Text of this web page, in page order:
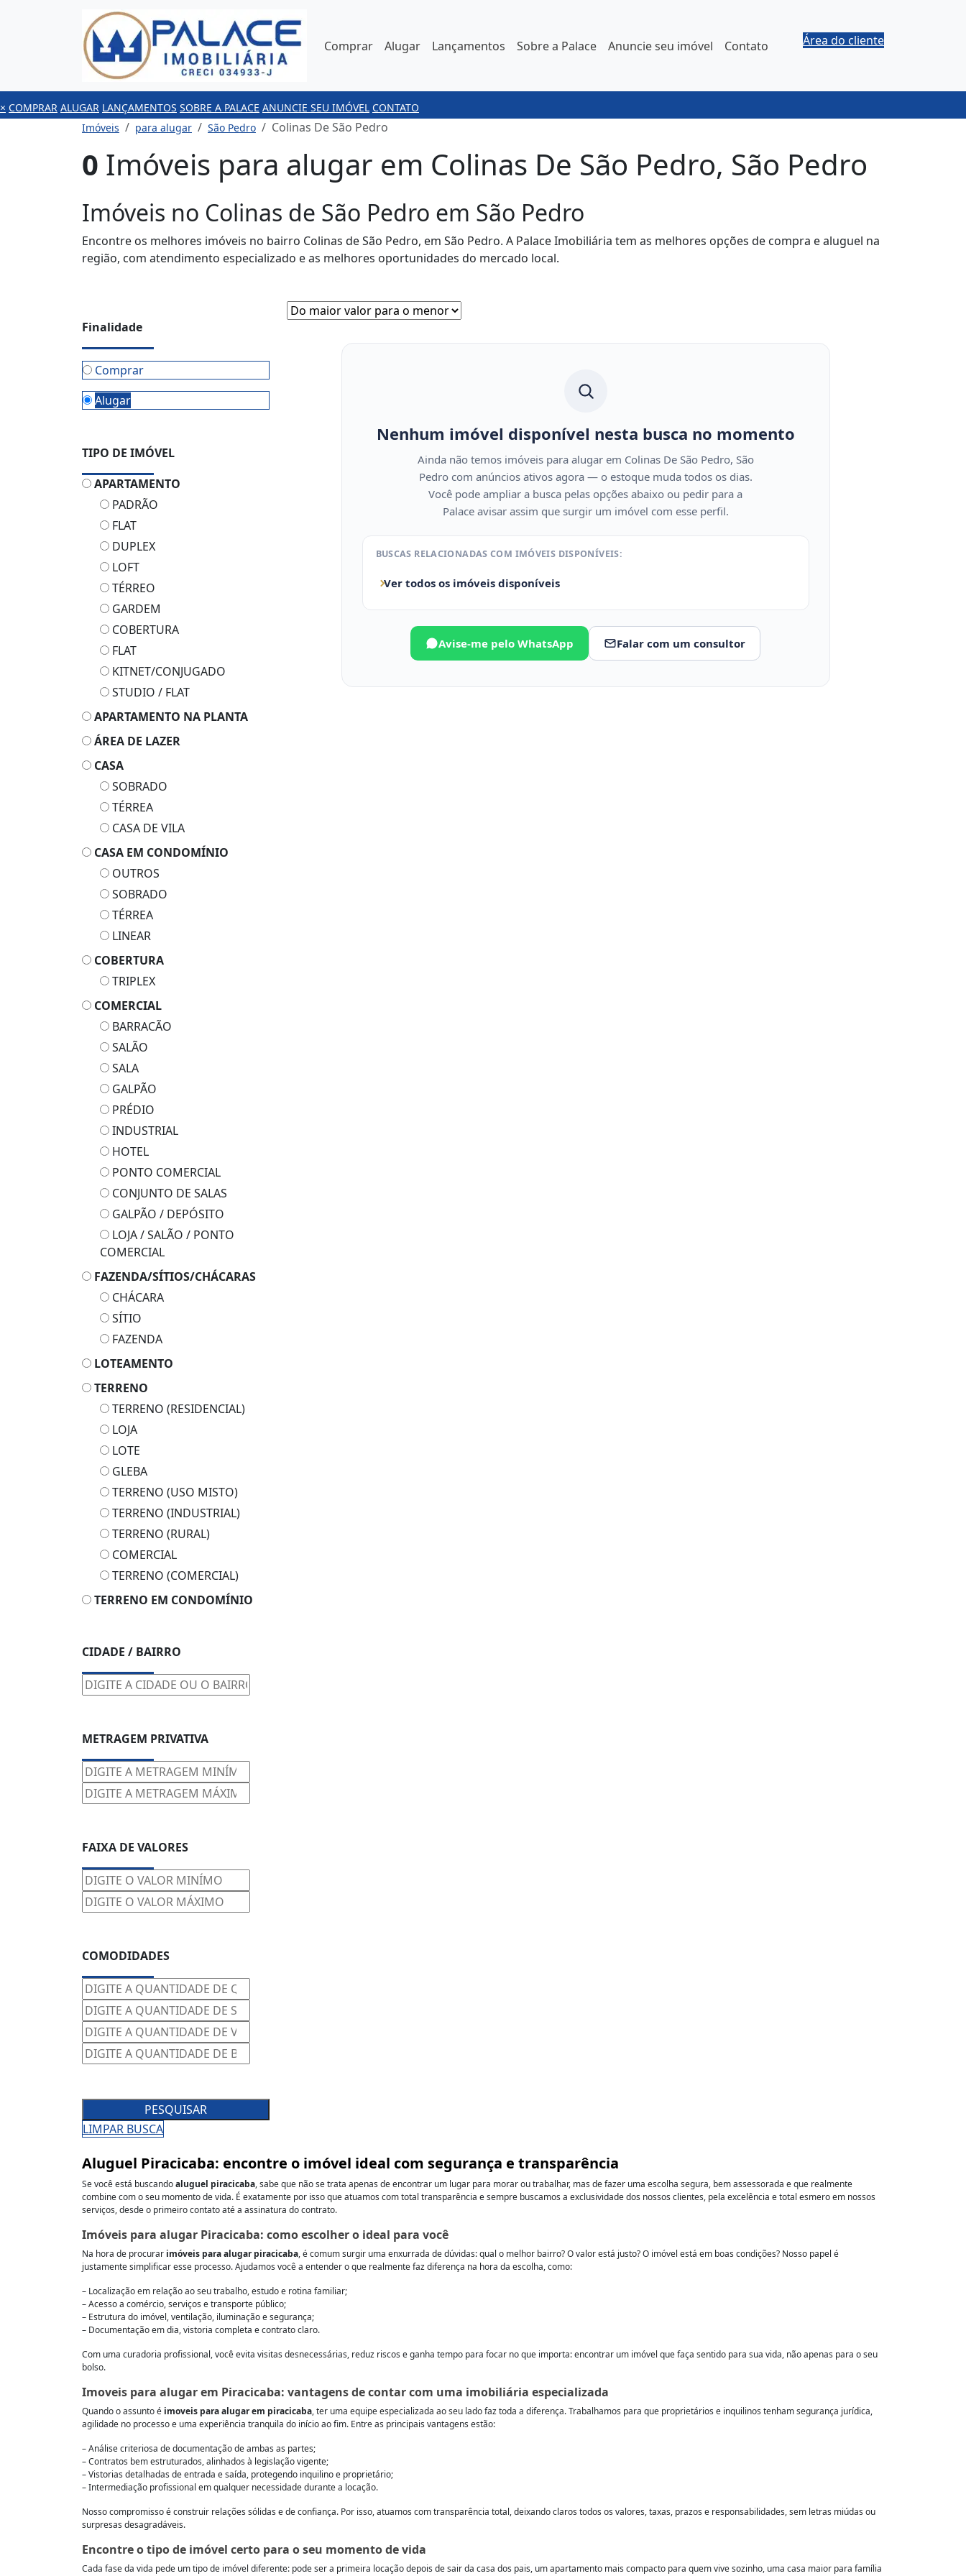
Comprar Alugar Lançamentos Sobre a Palace Anuncie seu imóvel Contato Área do cliente
× COMPRAR ALUGAR LANÇAMENTOS SOBRE A PALACE ANUNCIE SEU IMÓVEL CONTATO
Imóveis
para alugar São Pedro Colinas De São Pedro
0 Imóveis para alugar em Colinas De São Pedro, São Pedro
Imóveis no Colinas de São Pedro em São Pedro
Encontre os melhores imóveis no bairro Colinas de São Pedro, em São Pedro. A Palace Imobiliária tem as melhores opções de compra e aluguel na
região, com atendimento especializado e as melhores oportunidades do mercado local.
Finalidade
Comprar
Alugar
TIPO DE IMÓVEL
APARTAMENTO
PADRÃO
FLAT
DUPLEX
LOFT
TÉRREO
GARDEM
COBERTURA
FLAT
KITNET/CONJUGADO
STUDIO / FLAT
APARTAMENTO NA PLANTA
ÁREA DE LAZER
CASA
SOBRADO
TÉRREA
CASA DE VILA
CASA EM CONDOMÍNIO
OUTROS
SOBRADO
TÉRREA
LINEAR
COBERTURA
TRIPLEX
COMERCIAL
BARRACÃO
SALÃO
SALA
GALPÃO
PRÉDIO
INDUSTRIAL
HOTEL
PONTO COMERCIAL
CONJUNTO DE SALAS
GALPÃO / DEPÓSITO
LOJA / SALÃO / PONTO
COMERCIAL
FAZENDA/SÍTIOS/CHÁCARAS
CHÁCARA
SÍTIO
FAZENDA
LOTEAMENTO
TERRENO
TERRENO (RESIDENCIAL)
LOJA
LOTE
GLEBA
TERRENO (USO MISTO)
TERRENO (INDUSTRIAL)
TERRENO (RURAL)
COMERCIAL
TERRENO (COMERCIAL)
TERRENO EM CONDOMÍNIO
CIDADE / BAIRRO
METRAGEM PRIVATIVA
FAIXA DE VALORES
COMODIDADES
PESQUISAR
LIMPAR BUSCA
Nenhum imóvel disponível nesta busca no momento
Ainda não temos imóveis para alugar em Colinas De São Pedro, São
Pedro com anúncios ativos agora — o estoque muda todos os dias.
Você pode ampliar a busca pelas opções abaixo ou pedir para a
Palace avisar assim que surgir um imóvel com esse perfil.
BUSCAS RELACIONADAS COM IMÓVEIS DISPONÍVEIS:
Ver todos os imóveis disponíveis
Avise-me pelo WhatsApp Falar com um consultor
Aluguel Piracicaba: encontre o imóvel ideal com segurança e transparência
Se você está buscandoaluguel piracicaba, sabe que não se trata apenas de encontrar um lugar para morar ou trabalhar, mas de fazer uma escolha segura, bem assessorada e que realmente
combine com o seu momento de vida. É exatamente por isso que atuamos com total transparência e sempre buscamos a exclusividade dos nossos clientes, pela excelência e total esmero em nossos
serviços, desde o primeiro contato até a assinatura do contrato.
Imóveis para alugar Piracicaba: como escolher o ideal para você
Na hora de procurar imóveis para alugar piracicaba, é comum surgir uma enxurrada de dúvidas: qual o melhor bairro? O valor está justo? O imóvel está em boas condições? Nosso papel é
justamente simplificar esse processo. Ajudamos você a entender o que realmente faz diferença na hora da escolha, como:
– Localização em relação ao seu trabalho, estudo e rotina familiar;
– Acesso a comércio, serviços e transporte público;
– Estrutura do imóvel, ventilação, iluminação e segurança;
– Documentação em dia, vistoria completa e contrato claro.
Com uma curadoria profissional, você evita visitas desnecessárias, reduz riscos e ganha tempo para focar no que importa: encontrar um imóvel que faça sentido para sua vida, não apenas para o seu
bolso.
Imoveis para alugar em Piracicaba: vantagens de contar com uma imobiliária especializada
Quando o assunto é imoveis para alugar em piracicaba, ter uma equipe especializada ao seu lado faz toda a diferença. Trabalhamos para que proprietários e inquilinos tenham segurança jurídica,
agilidade no processo e uma experiência tranquila do início ao fim. Entre as principais vantagens estão:
– Análise criteriosa de documentação de ambas as partes;
– Contratos bem estruturados, alinhados à legislação vigente;
– Vistorias detalhadas de entrada e saída, protegendo inquilino e proprietário;
– Intermediação profissional em qualquer necessidade durante a locação.
Nosso compromisso é construir relações sólidas e de confiança. Por isso, atuamos com transparência total, deixando claros todos os valores, taxas, prazos e responsabilidades, sem letras miúdas ou
surpresas desagradáveis.
Encontre o tipo de imóvel certo para o seu momento de vida
Cada fase da vida pede um tipo de imóvel diferente: pode ser a primeira locação depois de sair da casa dos pais, um apartamento mais compacto para quem vive sozinho, uma casa maior para família